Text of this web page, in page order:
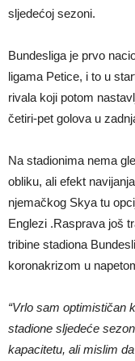
sljedećoj sezoni.
Bundesliga je prvo
ligama Petice, i to u
rivala koji potom
četiri-pet golova u
Na stadionima nema
obliku, ali efekt
njemačkog Skya tu
Englezi .Rasprava još
tribine stadiona
koronakrizom u
“Vrlo sam optimističan
stadione sljedeće
kapacitetu, ali mislim